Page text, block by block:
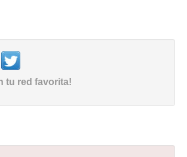
tu red favorita!